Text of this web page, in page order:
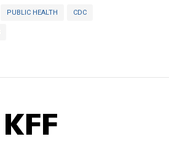
PUBLIC HEALTH CDC
KFF